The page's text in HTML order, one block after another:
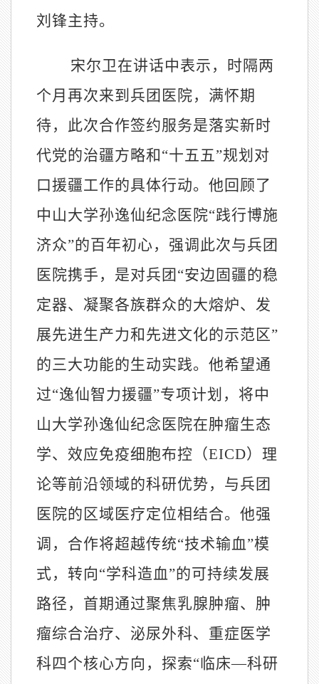
刘锋主持。
宋尔卫在讲话中表示，时隔两
个月再次来到兵团医院，满怀期
待，此次合作签约服务是落实新时
代党的治疆方略和“十五五”规划对
口援疆工作的具体行动。他回顾了
中山大学孙逸仙纪念医院“践行博施
济众”的百年初心，强调此次与兵团
医院携手，是对兵团“安边固疆的稳
定器、凝聚各族群众的大熔炉、发
展先进生产力和先进文化的示范区”
的三大功能的生动实践。他希望通
过“逸仙智力援疆”专项计划，将中
山大学孙逸仙纪念医院在肿瘤生态
学、效应免疫细胞布控（EICD）理
论等前沿领域的科研优势，与兵团
医院的区域医疗定位相结合。他强
调，合作将超越传统“技术输血”模
式，转向“学科造血”的可持续发展
路径，首期通过聚焦乳腺肿瘤、肿
瘤综合治疗、泌尿外科、重症医学
科四个核心方向，探索“临床—科研